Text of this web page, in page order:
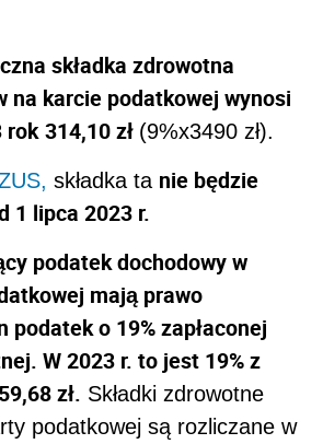
składka zdrowotna
na karcie podatkowej wynosi
rok 314,10 zł (9%x3490 zł).
składka ta nie będzie
1 lipca 2023 r.
podatek dochodowy w
mają prawo
podatek o 19% zapłaconej
W 2023 r. to jest 19% z
zł. Składki zdrowotne
podatkowej są rozliczane w